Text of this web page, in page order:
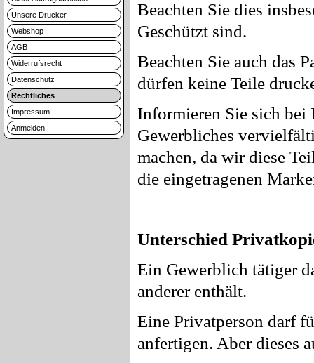
Unsere Drucker
Webshop
AGB
Widerrufsrecht
Datenschutz
Rechtliches
Impressum
Anmelden
Beachten Sie dies
Geschützt sind.
Beachten Sie auch das
dürfen keine Teile
Informieren Sie sich
Gewerbliches
machen, da wir diese
die eingetragenen
Unterschied
Ein Gewerblich tätiger
anderer enthält.
Eine Privatperson darf
anfertigen. Aber dieses